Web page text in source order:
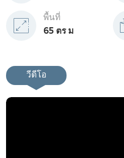
พื้นที่
65 ตร ม
วีดีโอ